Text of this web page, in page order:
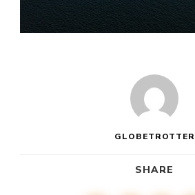
GLOBETROTTER
SHARE